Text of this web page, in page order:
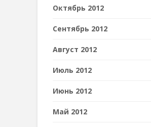
Октябрь 2012
Сентябрь 2012
Август 2012
Июль 2012
Июнь 2012
Май 2012